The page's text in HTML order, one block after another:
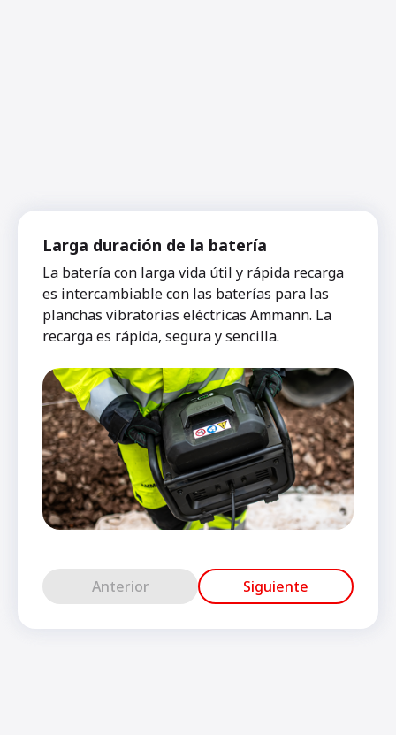
Larga duración de la batería
La batería con larga vida útil y rápida recarga
es intercambiable con las baterías para las
planchas vibratorias eléctricas Ammann. La
recarga es rápida, segura y sencilla.
Anterior Siguiente